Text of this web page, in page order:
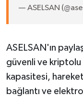
— ASELSAN
ASELSAN'ın
güvenli ve
kapasitesi,
bağlantı ve